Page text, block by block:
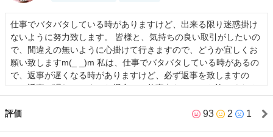
仕事でバタバタしている時がありますけど、出来る限り迷惑掛け
ないように努力致します。 皆様と、気持ちの良い取引がしたいの
で、間違えの無いように心掛けて行きますので、どうか宜しくお
願い致しますm(_ _)m 私は、仕事でバタバタしている時があるの
で、返事が遅くなる時がありますけど、必ず返事を致しますの
で、返事が遅れてしまった場合は、仕事中なので、お許しくださ
す。 それでは、皆様宜しくお願い致しますね。
評価 93 2 1